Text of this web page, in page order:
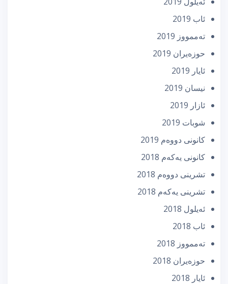
ئاب 2019
تەممووز 2019
حوزه‌یران 2019
ئایار 2019
نیسان 2019
ئازار 2019
شوبات 2019
كانونی دووه‌م 2019
كانونی یه‌كه‌م 2018
تشرینی دووه‌م 2018
تشرینی یه‌كه‌م 2018
ئه‌یلول 2018
ئاب 2018
تەممووز 2018
حوزه‌یران 2018
ئایار 2018